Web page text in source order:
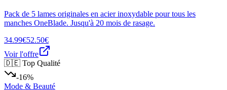
Pack de 5 lames originales en acier inoxydable pour tous les
manches OneBlade. Jusqu'à 20 mois de rasage.
34.99€52.50€
Voir l'offre
🇩🇪 Top Qualité
-16%
Mode & Beauté